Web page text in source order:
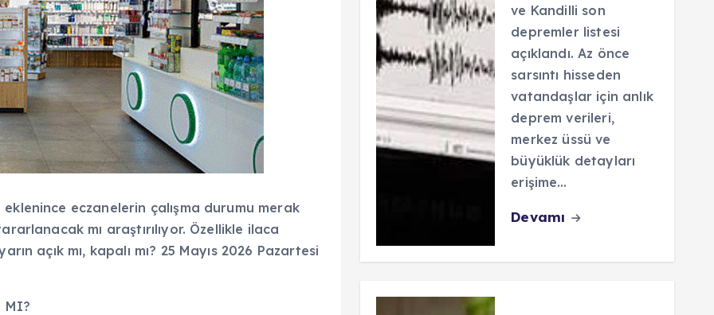
eczanelerin çalışma durumu merak
mı araştırılıyor. Özellikle ilaca
açık mı, kapalı mı? 25 Mayıs 2026 Pazartesi
MI?
ve Kandilli son
depremler listesi
açıklandı. Az önce
sarsıntı hisseden
vatandaşlar için anlık
deprem verileri,
merkez üssü ve
büyüklük detayları
erişime…
Devamı